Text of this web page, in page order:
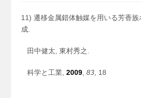
11) 遷移金属錯体触媒を用いる芳香
成.
田中健太, 東村秀之.
科学と工業,2009 ,83 , 18